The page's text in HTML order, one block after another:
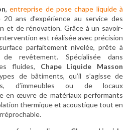
,entreprise de pose chape liquide à
ans d’expérience au service des
et de rénovation. Grâce à un savoir-
est réalisée avec précision
parfaitement nivelée, prête à
revêtement. Spécialisée dans
fluides, Chape Liquide Masson
de bâtiments, qu’il s’agisse de
d’immeubles ou de locaux
en œuvre de matériaux performants
thermique et acoustique tout en